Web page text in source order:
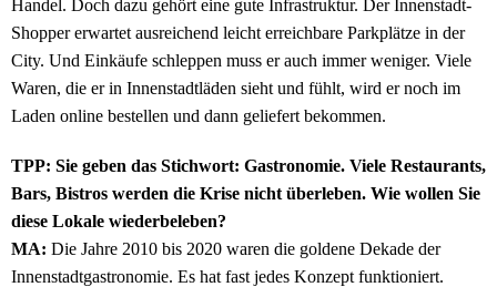
Handel. Doch dazu gehört eine gute Infrastruktur. Der Innenstadt-
Shopper erwartet ausreichend leicht erreichbare Parkplätze in der
City. Und Einkäufe schleppen muss er auch immer weniger. Viele
Waren, die er in Innenstadtläden sieht und fühlt, wird er noch im
Laden online bestellen und dann geliefert bekommen.
TPP: Sie geben das Stichwort: Gastronomie. Viele Restaurants,
Bars, Bistros werden die Krise nicht überleben. Wie wollen Sie
diese Lokale wiederbeleben?
MA: Die Jahre 2010 bis 2020 waren die goldene Dekade der
Innenstadtgastronomie. Es hat fast jedes Konzept funktioniert.